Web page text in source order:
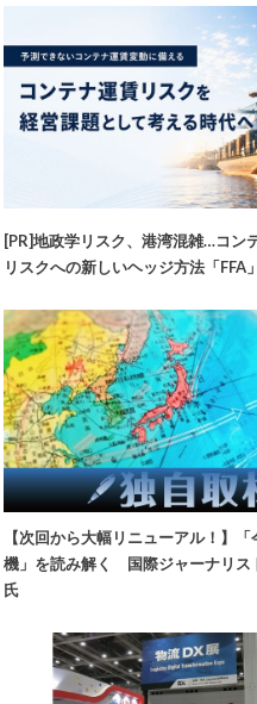
[PR]地政学リスク、港湾混雑…コン
リスクへの新しいヘッジ方法「FFA
【次回から大幅リニューアル！】
機」を読み解く 国際ジャーナリス
氏